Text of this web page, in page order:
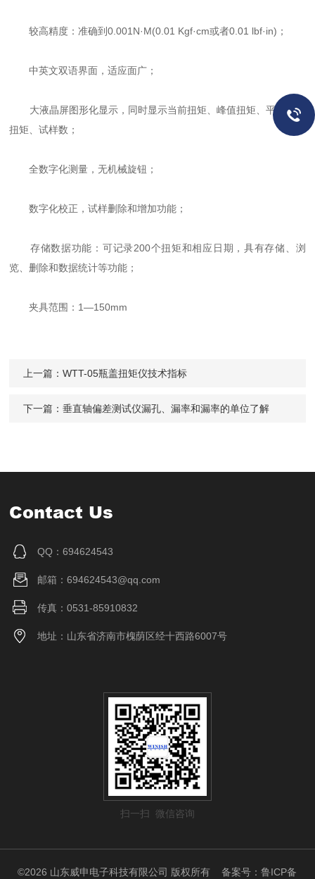
较高精度：准确到0.001N·M(0.01 Kgf·cm或者0.01 lbf·in)；
中英文双语界面，适应面广；
大液晶屏图形化显示，同时显示当前扭矩、峰值扭矩、平均峰值
扭矩、试样数；
全数字化测量，无机械旋钮；
数字化校正，试样删除和增加功能；
存储数据功能：可记录200个扭矩和相应日期，具有存储、浏
览、删除和数据统计等功能；
夹具范围：1—150mm
上一篇：WTT-05瓶盖扭矩仪技术指标
下一篇：垂直轴偏差测试仪漏孔、漏率和漏率的单位了解
Contact Us
QQ：694624543
邮箱：694624543@qq.com
传真：0531-85910832
地址：山东省济南市槐荫区经十西路6007号
扫一扫 微信咨询
©2026 山东威申电子科技有限公司 版权所有备案号：鲁ICP备